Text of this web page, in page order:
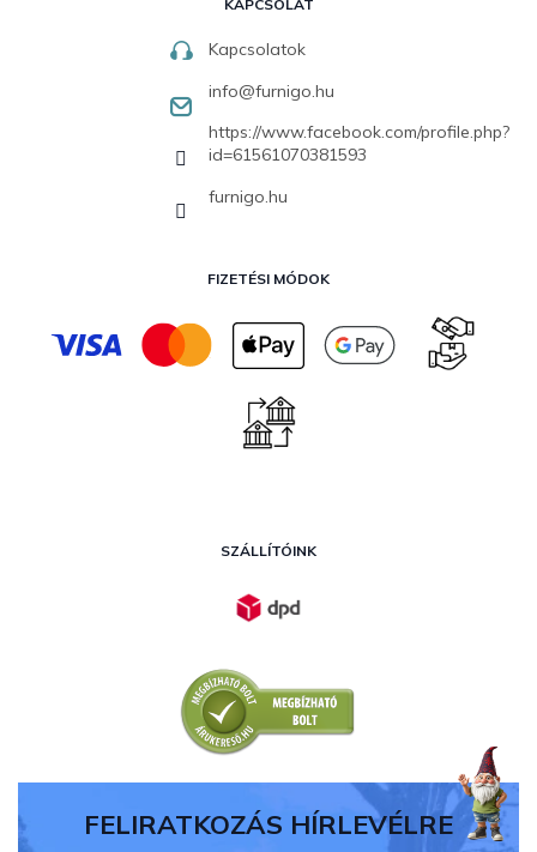
KAPCSOLAT
Kapcsolatok
info@furnigo.hu
https://www.facebook.com/profile.php?
id=61561070381593
furnigo.hu
FIZETÉSI MÓDOK
SZÁLLÍTÓINK
FELIRATKOZÁS HÍRLEVÉLRE